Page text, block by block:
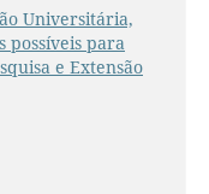
Universitária,
possíveis para
e Extensão